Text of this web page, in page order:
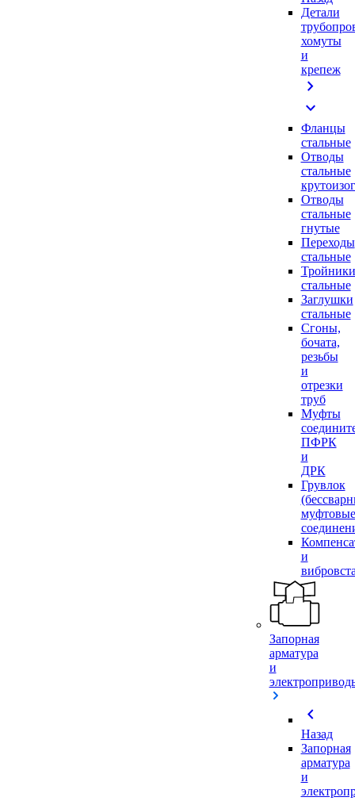
Детали
хомуты
и
крепеж
chevron_right
expand_more
Фланцы
стальные
Отводы
стальные
Отводы
стальные
гнутые
Переходы
стальные
Тройники
стальные
Заглушки
стальные
Сгоны,
бочата,
резьбы
и
отрезки
труб
Муфты
ПФРК
и
ДРК
Грувлок
муфтовые
и
Запорная
арматура
и
chevron_left
Назад
Запорная
арматура
и